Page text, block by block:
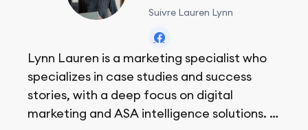
Suivre Lauren Lynn
Lynn Lauren is a marketing specialist who
specializes in case studies and success
stories, with a deep focus on digital
marketing and ASA intelligence solutions.